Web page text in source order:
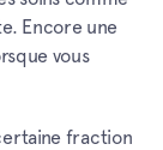
Encore une
vous
fraction